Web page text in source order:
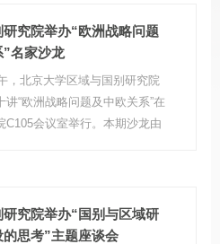
国别研究院副院长、法学院长聘
主持。
研究院举办“欧洲战略问题
”名家沙龙
，北京大学区域与国别研究院
讲“欧洲战略问题及中欧关系”在
C105会议室举行。本期沙龙由
研究院举办“国别与区域研
的思考”主题座谈会